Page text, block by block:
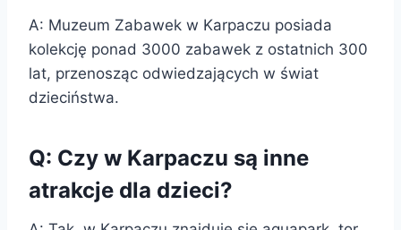
A: Muzeum Zabawek w Karpaczu posiada
kolekcję ponad 3000 zabawek z ostatnich 300
lat, przenosząc odwiedzających w świat
dzieciństwa.
Q: Czy w Karpaczu są inne
atrakcje dla dzieci?